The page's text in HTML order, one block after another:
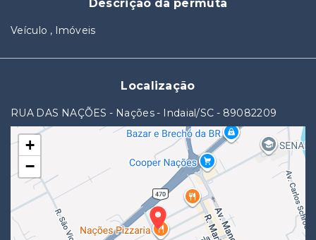
Descrição da permuta
Veículo , Imóveis
Localização
RUA DAS NAÇÕES - Nações - Indaial/SC - 89082209
+
−